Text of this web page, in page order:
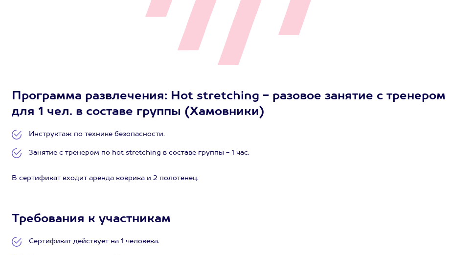
Программа развлечения: Hot stretching - разовое занятие с тренером
для 1 чел. в составе группы (Хамовники)
Инструктаж по технике безопасности.
Занятие с тренером по hot stretching в составе группы - 1 час.
В сертификат входит аренда коврика и 2 полотенец.
Требования к участникам
Сертификат действует на 1 человека.